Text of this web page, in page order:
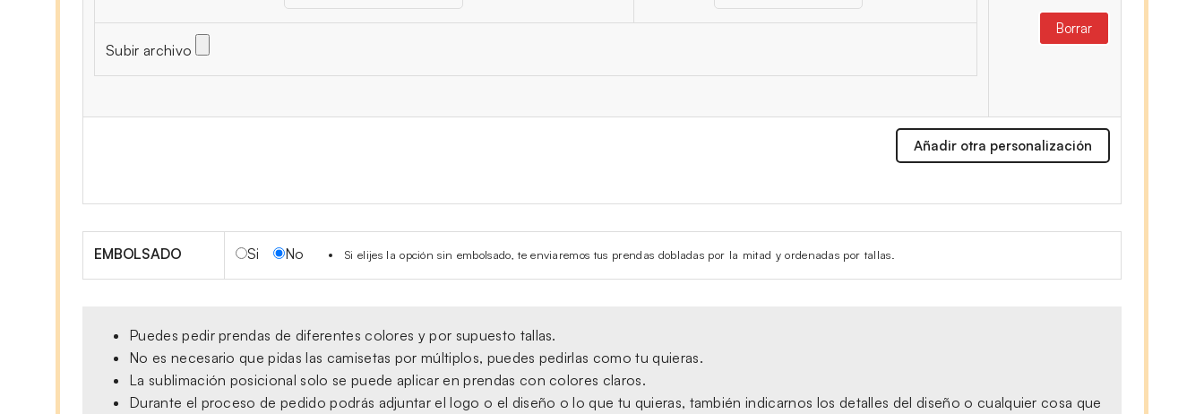
Subir archivo
Borrar
Añadir otra personalización
EMBOLSADO Si No Si elijes la opción sin embolsado, te enviaremos tus prendas dobladas por la mitad y ordenadas por tallas.
Puedes pedir prendas de diferentes colores y por supuesto tallas.
No es necesario que pidas las camisetas por múltiplos, puedes pedirlas como tu quieras.
La sublimación posicional solo se puede aplicar en prendas con colores claros.
Durante el proceso de pedido podrás adjuntar el logo o el diseño o lo que tu quieras, también indicarnos los detalles del diseño o cualquier cosa que